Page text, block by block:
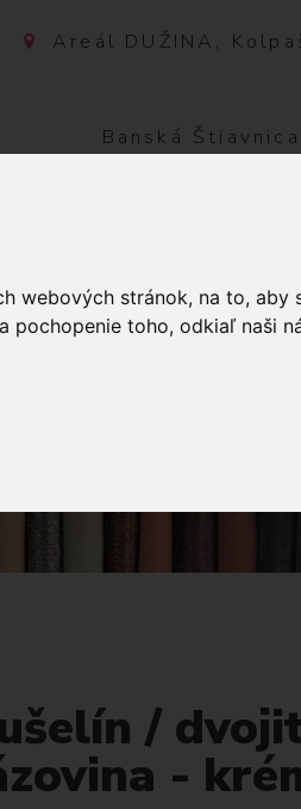
webových stránok, na to, aby
pochopenie toho, odkiaľ naši
Areál DUŽINA,
Banská
/
-